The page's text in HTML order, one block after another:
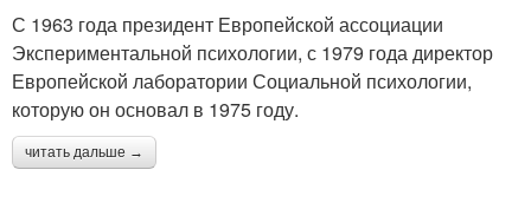
С 1963 года президент Европейской ассоциации
Экспериментальной психологии, с 1979 года директор
Европейской лаборатории Социальной психологии,
которую он основал в 1975 году.
читать дальше →